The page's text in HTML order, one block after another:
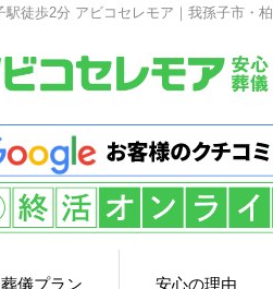
駅徒歩2分 アビコセレモア｜我孫子市・
葬儀プラン 安心の理由